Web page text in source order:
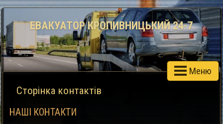
ЕВАКУАТОР КРОПИВНИЦЬКИЙ 24-7
Меню
Сторінка контактів
НАШІ КОНТАКТИ